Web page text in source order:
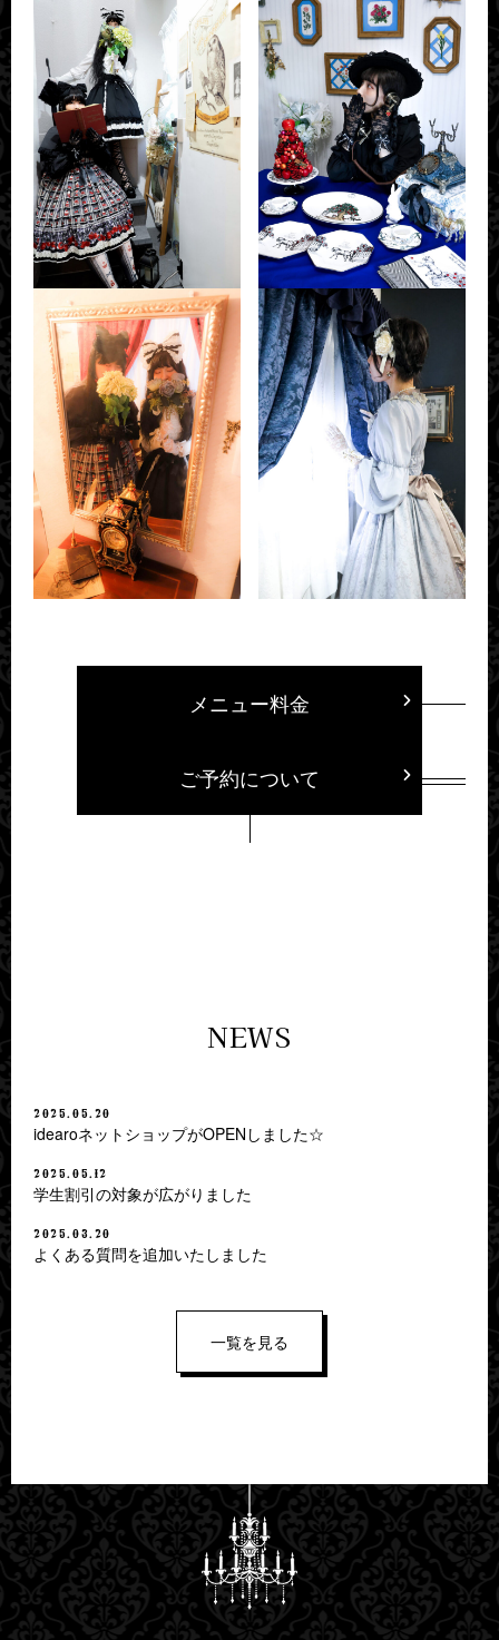
メニュー料金
ご予約について
NEWS
2025.05.20
idearoネットショップがOPENしました☆
2025.05.12
学生割引の対象が広がりました
2025.03.20
よくある質問を追加いたしました
一覧を見る